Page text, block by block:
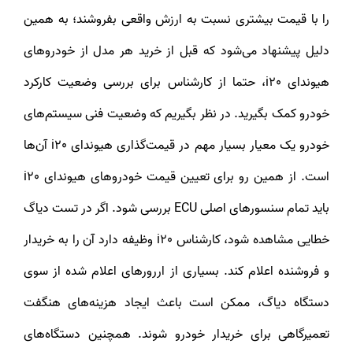
را با قیمت بیشتری نسبت به ارزش واقعی بفروشند؛ به همین
دلیل پیشنهاد می‌شود که قبل از خرید هر مدل از خودروهای
هیوندای i20، حتما از کارشناس برای بررسی وضعیت کارکرد
خودرو کمک بگیرید. در نظر بگیریم که وضعیت فنی سیستم‌های
خودرو یک معیار بسیار مهم در قیمت‌گذاری هیوندای i20 آن‌ها
است. از همین رو برای تعیین قیمت خودروهای هیوندای i20
باید تمام سنسورهای اصلی ECU بررسی شود. اگر در تست دیاگ
خطایی مشاهده شود، کارشناس i20 وظیفه دارد آن را به خریدار
و فروشنده اعلام کند. بسیاری از اررورهای اعلام شده از سوی
دستگاه دیاگ، ممکن است باعث ایجاد هزینه‌های هنگفت
تعمیرگاهی برای خریدار خودرو شوند. همچنین دستگاه‌های